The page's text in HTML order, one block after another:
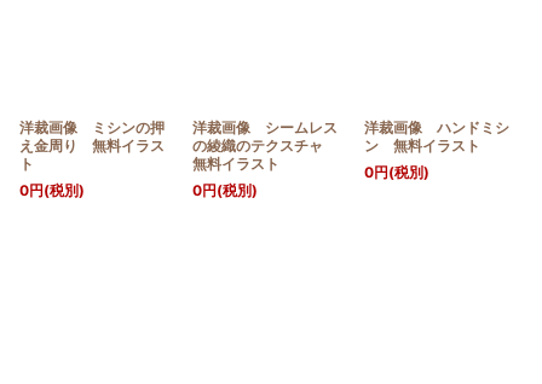
洋裁画像 ミシンの押
え金周り 無料イラス
ト
0円(税別)
洋裁画像 シームレス
の綾織のテクスチャ
無料イラスト
0円(税別)
洋裁画像 ハンドミシ
ン 無料イラスト
0円(税別)